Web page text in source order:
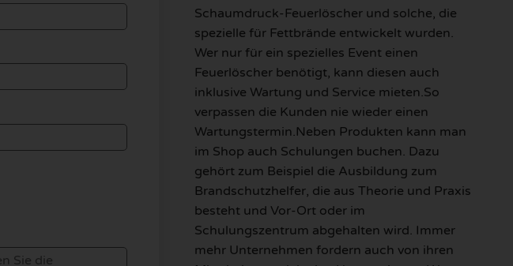
Schaumdruck-Feuerlöscher und solche, die
spezielle für Fettbrände entwickelt wurden.
Wer nur für ein spezielles Event einen
Feuerlöscher benötigt, kann diesen auch
inklusive Wartung und Service mieten.So
verpassen die Kunden nie wieder einen
Wartungstermin.Neben Produkten kann man
im Shop auch Schulungen buchen. Dazu
gehört zum Beispiel die Ausbildung zum
Brandschutzhelfer, die aus Theorie und Praxis
besteht und Vor-Ort oder im
Schulungszentrum abgehalten wird. Immer
mehr Unternehmen fordern auch von ihren